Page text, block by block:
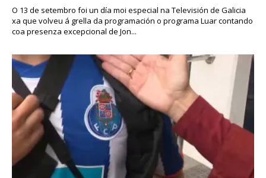
O 13 de setembro foi un día moi especial na Televisión de Galicia
xa que volveu á grella da programación o programa Luar contando
coa presenza excepcional de Jon...